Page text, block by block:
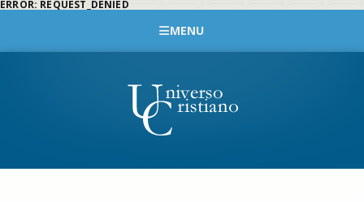
ERROR: REQUEST_DENIED
MENU